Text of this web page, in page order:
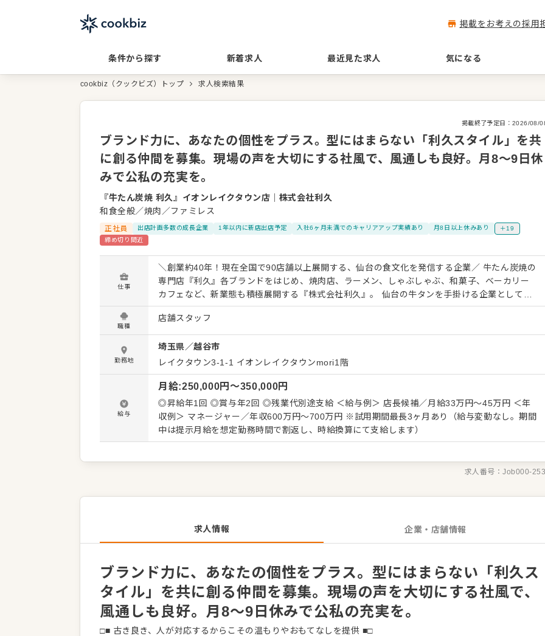
掲載をお考えの採用
条件から探す 新着求人 最近見た求人 気になる
cookbiz（クックビズ）トップ 求人検索結果
掲載終了予定日： 2026/08/
ブランド力に、あなたの個性をプラス。型にはまらない「利久スタイル」を共
に創る仲間を募集。現場の声を大切にする社風で、風通しも良好。月8〜9日休
みで公私の充実を。
『牛たん炭焼 利久』イオンレイクタウン店
株式会社利久
和食全般／焼肉／ファミレス
正社員 出店計画多数の成長企業 1年以内に新店出店予定 入社6ヶ月未満でのキャリアアップ実績あり 月8日以上休みあり
＋19
締め切り間近
仕事
＼創業約40年！現在全国で90店舗以上展開する、仙台の食文化を発信する企業／ 牛たん炭焼の
専門店『利久』各ブランドをはじめ、焼肉店、ラーメン、しゃぶしゃぶ、和菓子、ベーカリー
カフェなど、新業態も積極展開する『株式会社利久』。 仙台の牛タンを手掛ける企業としてブ
ランド価値も規模もトップクラスである当社のさらなる発展のため、新しい力を必要としてい
ます！ □■ マネジメント経験などは一切不問！ 入社後はホール業務や牛たん焼きなどのキッチ
ン業務といった店舗運営業務をお任せします。本格的な炭火で焼き上げる焼きの作業も、大体1
～3ヶ月ほどでひとり立ちできます！ 先輩によるマンツーマンのOJTからスタートしますので、
ご安心ください。数多くの未経験者が成長していった実績もありますし、仙台といえば・牛た
んといえば利久と、ブランドとして日本になじんでいるからこそのやりやすさをきっと感じて
いただけるはず◎ 将来的にどちらかに特化した働き方も可能ですので、ぜひお気軽にご相談く
ださい。 □■ 個性こそを大事にします 全国に展開する企業ですが、チェーン店のようにかっち
りとしたマニュアルは用意していません。すべて決められた対応をするのではなく、個人でど
うすればもっといいか、どうすればお客様に喜んでもらえるかに特化した対応が可能！ またマ
ネジメントラインに進まず、ずっと現場で活躍する道もございます。
職種
店舗スタッフ
勤務地
埼玉県／越谷市
レイクタウン3-1-1 イオンレイクタウンmori1階
給与
月給:250,000円〜350,000円
◎昇給年1回 ◎賞与年2回 ◎残業代別途支給 ＜給与例＞ 店長候補／月給33万円～45万円 ＜年
収例＞ マネージャー／年収600万円～700万円 ※試用期間最長3ヶ月あり（給与変動なし。期間
中は提示月給を想定勤務時間で割返し、時給換算にて支給します）
求人番号：Job000-
求人情報 企業・店舗情報
ブランド力に、あなたの個性をプラス。型にはまらない「利久ス
タイル」を共に創る仲間を募集。現場の声を大切にする社風で、
風通しも良好。月8〜9日休みで公私の充実を。
□■ 古き良き、人が対応するからこその温もりやおもてなしを提供 ■□